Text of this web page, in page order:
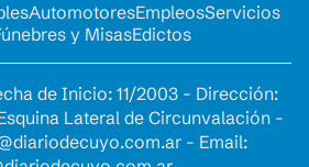
AutomotoresEmpleosServicios
y MisasEdictos
de Inicio: 11/2003 - Dirección:
Lateral de Circunvalación -
- Email: